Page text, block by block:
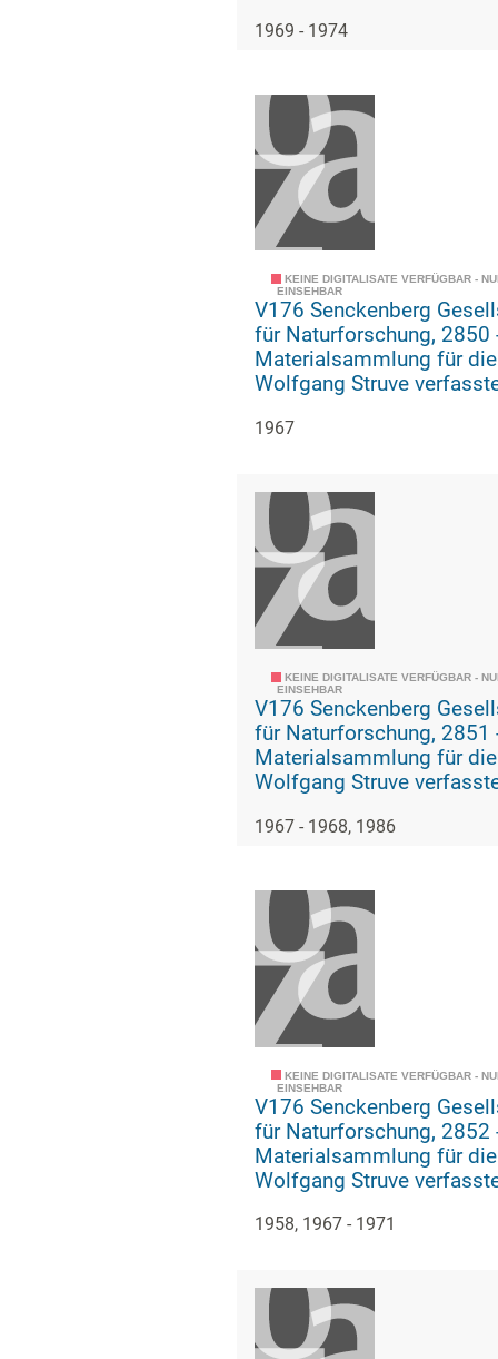
paläozoologischen
1969 - 1974
KEINE DIGITALISATE VERFÜGBAR -
EINSEHBAR
V176 Senckenberg
für Naturforschung, 2850 -
Materialsammlung für
Wolfgang Struve
paläozoologischen
1967
KEINE DIGITALISATE VERFÜGBAR -
EINSEHBAR
V176 Senckenberg
für Naturforschung, 2851 -
Materialsammlung für
Wolfgang Struve
paläozoologischen
1967 - 1968, 1986
KEINE DIGITALISATE VERFÜGBAR -
EINSEHBAR
V176 Senckenberg
für Naturforschung, 2852 -
Materialsammlung für
Wolfgang Struve
paläozoologischen
1958, 1967 - 1971